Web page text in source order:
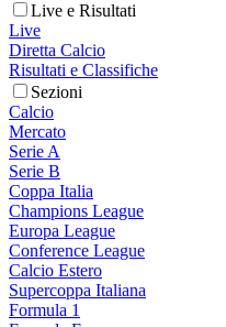
Live e Risultati
Live
Diretta Calcio
Risultati e Classifiche
Sezioni
Calcio
Mercato
Serie A
Serie B
Coppa Italia
Champions League
Europa League
Conference League
Calcio Estero
Supercoppa Italiana
Formula 1